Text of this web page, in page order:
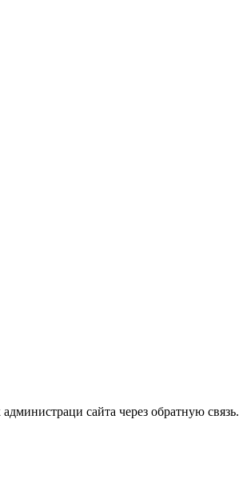
сайта через обратную связь.